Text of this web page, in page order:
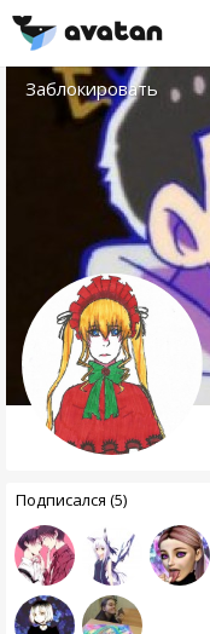
Заблокировать
Подписался (5)